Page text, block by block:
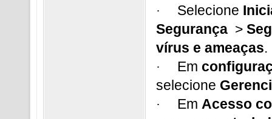
· Selecione
Segurança>
vírus e ameaças.
· Em
selecione
· Em Acesso